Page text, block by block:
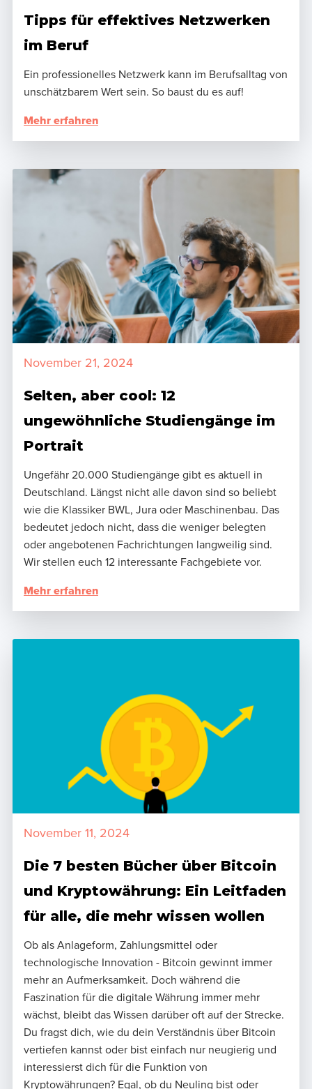
Tipps für effektives Netzwerken
im Beruf
Ein professionelles Netzwerk kann im Berufsalltag von
unschätzbarem Wert sein. So baust du es auf!
Mehr erfahren
November 21, 2024
Selten, aber cool: 12
ungewöhnliche Studiengänge im
Portrait
Ungefähr 20.000 Studiengänge gibt es aktuell in
Deutschland. Längst nicht alle davon sind so beliebt
wie die Klassiker BWL, Jura oder Maschinenbau. Das
bedeutet jedoch nicht, dass die weniger belegten
oder angebotenen Fachrichtungen langweilig sind.
Wir stellen euch 12 interessante Fachgebiete vor.
Mehr erfahren
November 11, 2024
Die 7 besten Bücher über Bitcoin
und Kryptowährung: Ein Leitfaden
für alle, die mehr wissen wollen
Ob als Anlageform, Zahlungsmittel oder
technologische Innovation - Bitcoin gewinnt immer
mehr an Aufmerksamkeit. Doch während die
Faszination für die digitale Währung immer mehr
wächst, bleibt das Wissen darüber oft auf der Strecke.
Du fragst dich, wie du dein Verständnis über Bitcoin
vertiefen kannst oder bist einfach nur neugierig und
interessierst dich für die Funktion von
Kryptowährungen? Egal, ob du Neuling bist oder